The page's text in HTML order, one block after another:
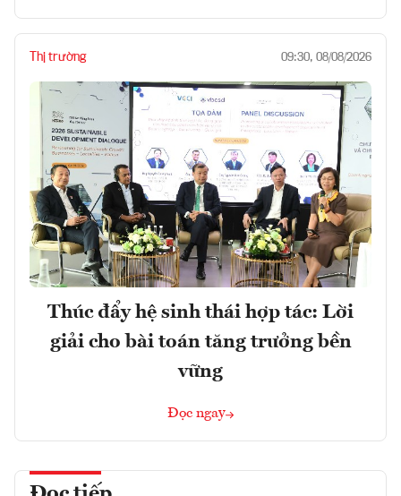
Thị trường 09:30, 08/08/2026
Thúc đẩy hệ sinh thái hợp tác: Lời
giải cho bài toán tăng trưởng bền
vững
Đọc ngay